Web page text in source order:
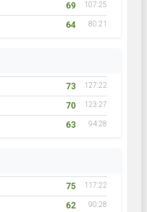
69 107:25
64 80:21
73 127:22
70 123:27
63 94:28
75 117:22
62 90:28